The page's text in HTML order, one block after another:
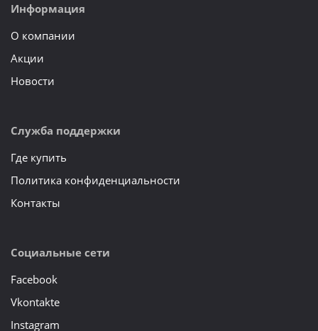
Информация
О компании
Акции
Новости
Служба поддержки
Где купить
Политика конфиденциальности
Контакты
Социальные сети
Facebook
Vkontakte
Instagram